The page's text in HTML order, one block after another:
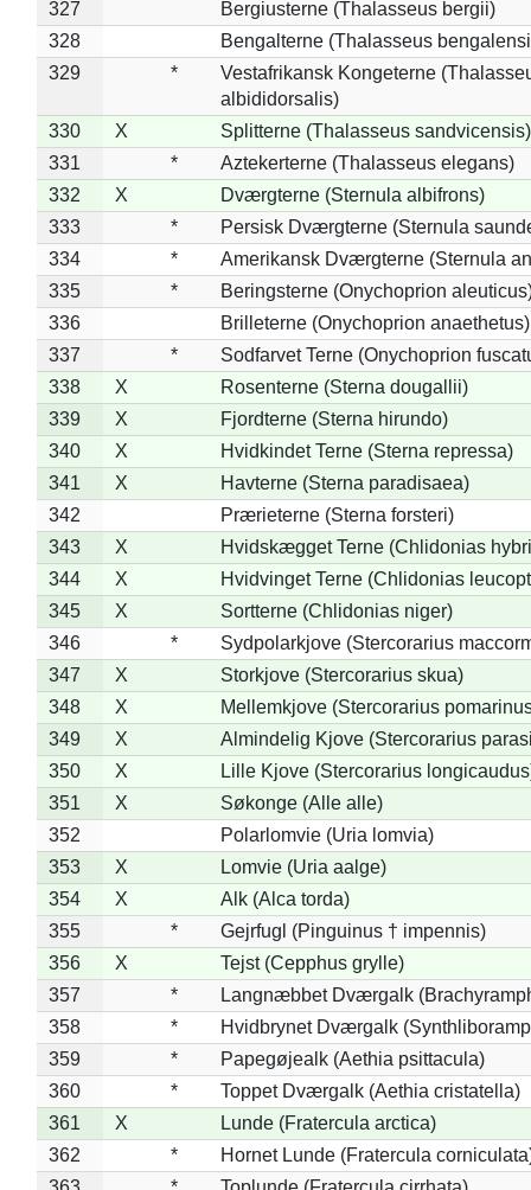
327
Bergiusterne (Thalasseus bergii)
328
Bengalterne (Thalasseus
329
*
Vestafrikansk Kongeterne
albididorsalis)
330
X
Splitterne (Thalasseus sandvicensis)
331
*
Aztekerterne (Thalasseus elegans)
332
X
Dværgterne (Sternula albifrons)
333
*
Persisk Dværgterne (Sternula
334
*
Amerikansk Dværgterne (Sternula
335
*
Beringsterne (Onychoprion
336
Brilleterne (Onychoprion anaethetus)
337
*
Sodfarvet Terne (Onychoprion
338
X
Rosenterne (Sterna dougallii)
339
X
Fjordterne (Sterna hirundo)
340
X
Hvidkindet Terne (Sterna repressa)
341
X
Havterne (Sterna paradisaea)
342
Prærieterne (Sterna forsteri)
343
X
Hvidskægget Terne (Chlidonias
344
X
Hvidvinget Terne (Chlidonias
345
X
Sortterne (Chlidonias niger)
346
*
Sydpolarkjove (Stercorarius
347
X
Storkjove (Stercorarius skua)
348
X
Mellemkjove (Stercorarius
349
X
Almindelig Kjove (Stercorarius
350
X
Lille Kjove (Stercorarius
351
X
Søkonge (Alle alle)
352
Polarlomvie (Uria lomvia)
353
X
Lomvie (Uria aalge)
354
X
Alk (Alca torda)
355
*
Gejrfugl (Pinguinus † impennis)
356
X
Tejst (Cepphus grylle)
357
*
Langnæbbet Dværgalk
358
*
Hvidbrynet Dværgalk
359
*
Papegøjealk (Aethia psittacula)
360
*
Toppet Dværgalk (Aethia cristatella)
361
X
Lunde (Fratercula arctica)
362
*
Hornet Lunde (Fratercula